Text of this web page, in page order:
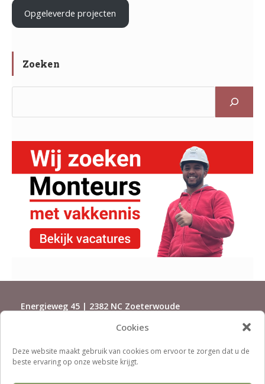
Cookies
Deze website maakt gebruik van cookies om ervoor te zorgen dat u de
beste ervaring op onze website krijgt.
Opgeleverde projecten
Zoeken
Energieweg 45 | 2382 NC Zoeterwoude
071-5415500 | installaties@rijndorp.com